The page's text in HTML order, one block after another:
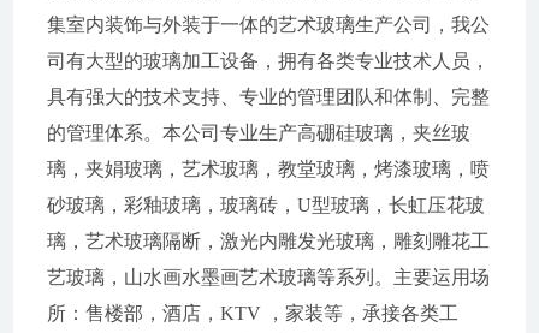
集室内装饰与外装于一体的艺术玻璃生产公司，我公
司有大型的玻璃加工设备，拥有各类专业技术人员，
具有强大的技术支持、专业的管理团队和体制、完整
的管理体系。本公司专业生产高硼硅玻璃，夹丝玻
璃，夹娟玻璃，艺术玻璃，教堂玻璃，烤漆玻璃，喷
砂玻璃，彩釉玻璃，玻璃砖，U型玻璃，长虹压花玻
璃，艺术玻璃隔断，激光内雕发光玻璃，雕刻雕花工
艺玻璃，山水画水墨画艺术玻璃等系列。主要运用场
所：售楼部，酒店，KTV ，家装等，承接各类工